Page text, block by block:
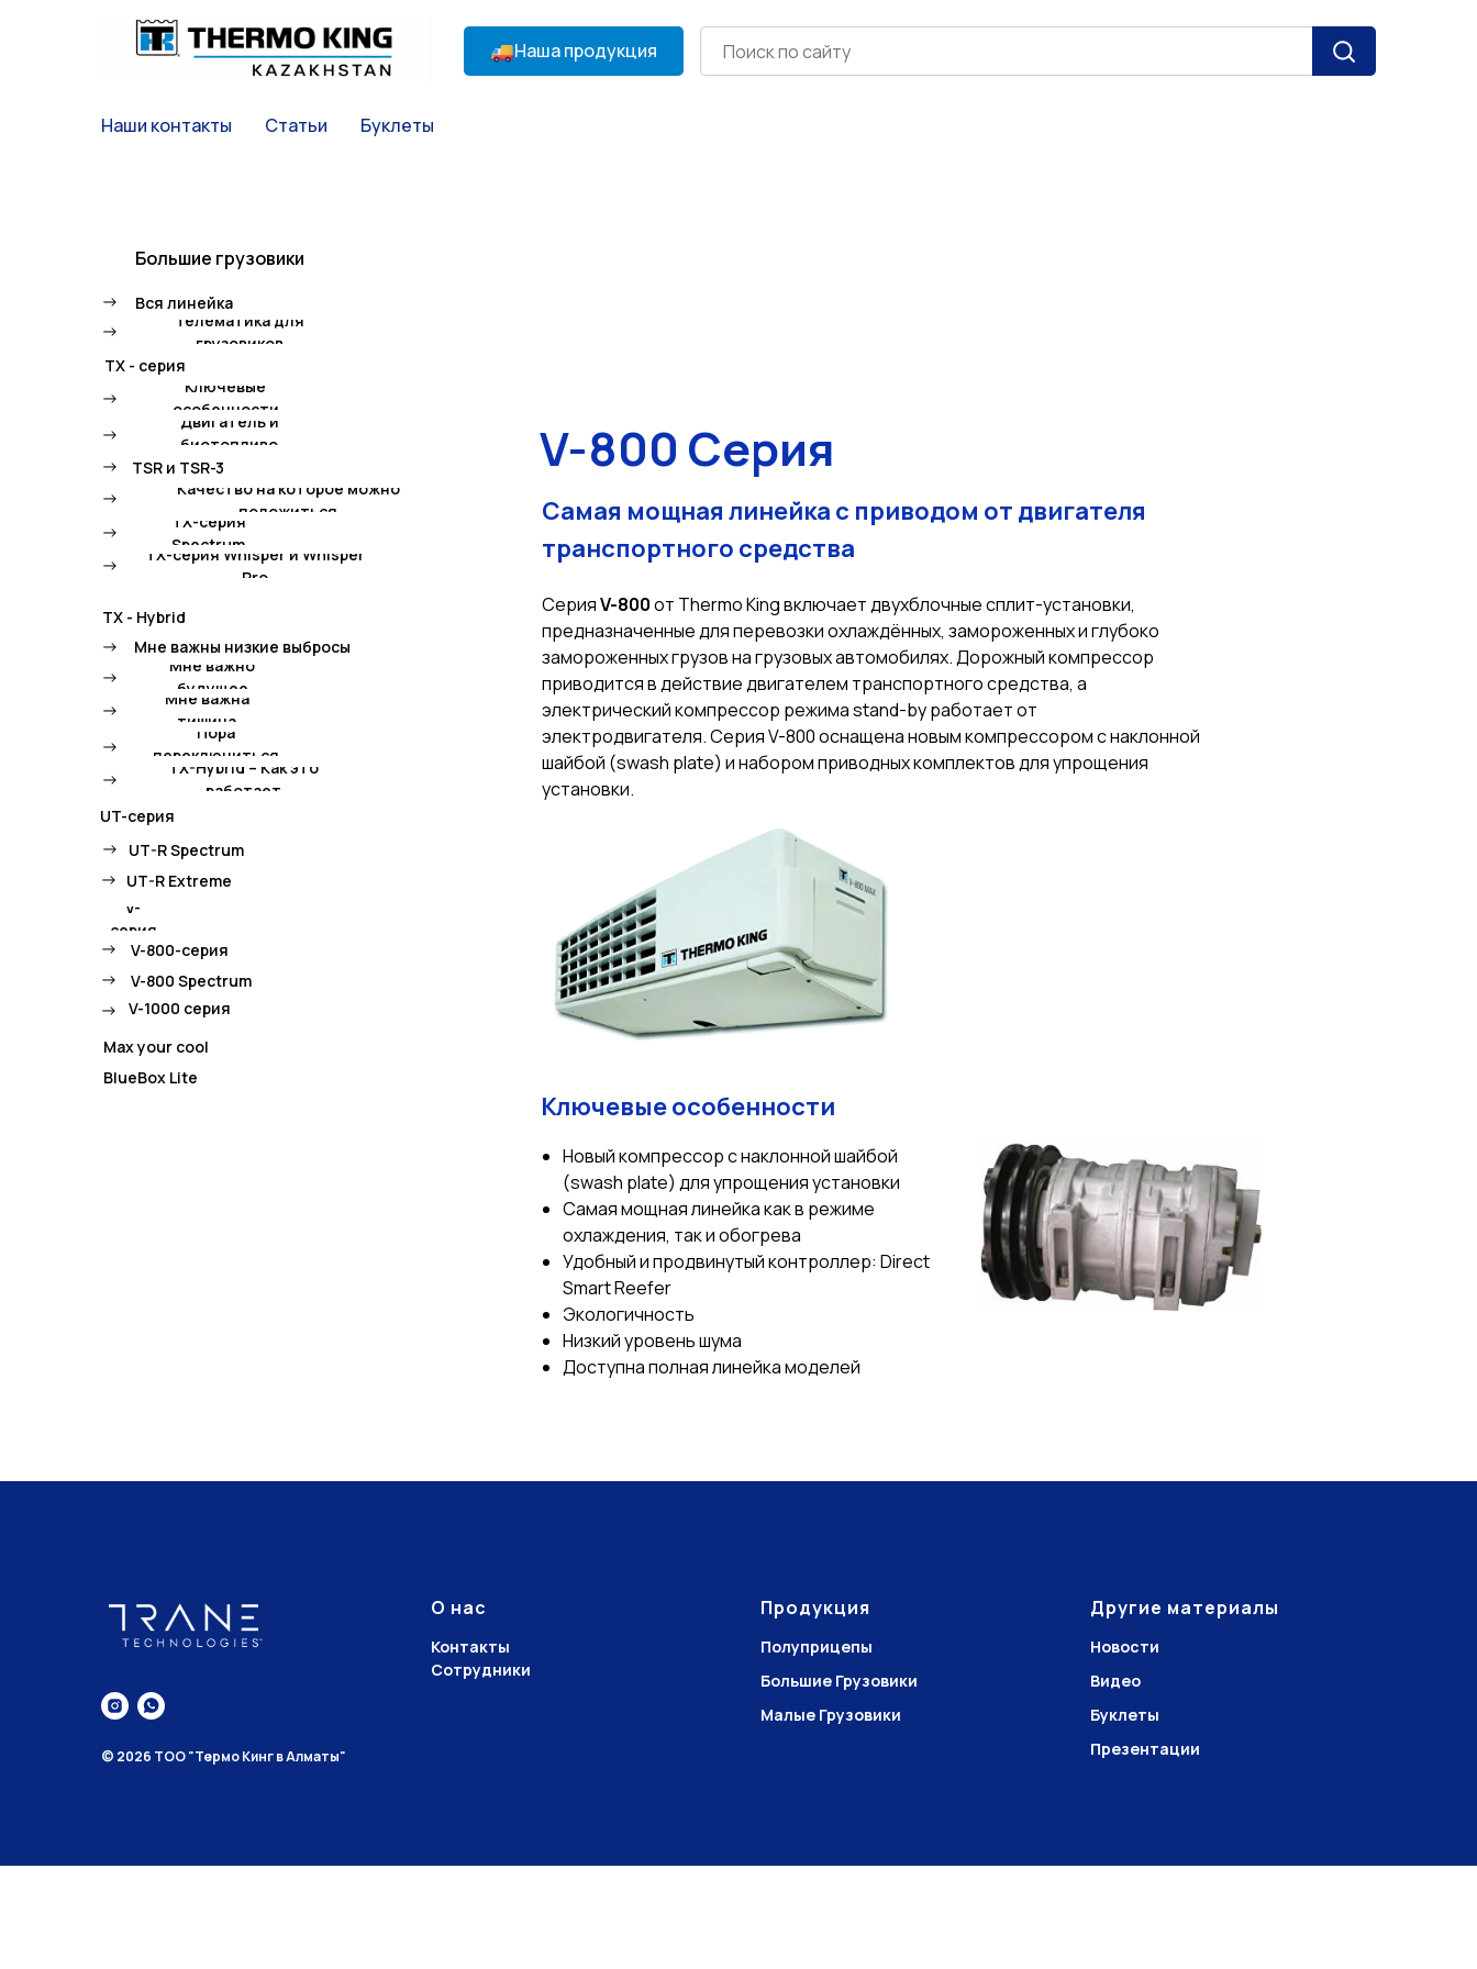
Наша продукция
Наши контакты Статьи Буклеты
Самая мощная линейка с приводом от двигателя
транспортного средства
СерияV-800от Thermo King включает двухблочные сплит-установки,
предназначенные для перевозки охлаждённых, замороженных и глубоко
замороженных грузов на грузовых автомобилях. Дорожный компрессор
приводится в действие двигателем транспортного средства, а
электрический компрессор режима stand-by работает от
электродвигателя. Серия V-800 оснащена новым компрессором с наклонной
шайбой (swash plate) и набором приводных комплектов для упрощения
установки.
Ключевые особенности
Новый компрессор с наклонной шайбой
(swash plate) для упрощения установки
Самая мощная линейка как в режиме
охлаждения, так и обогрева
Удобный и продвинутый контроллер: Direct
Smart Reefer
Экологичность
Низкий уровень шума
Доступна полная линейка моделей
V-800 Серия
->
->
->
->
->
->
->
->
->
->
->
->
->
->
->
->
->
->
Большие грузовики
Вся линейка
Телематика для
грузовиков
TX - серия
TX - Hybrid
UT-R Spectrum
UT-R Extreme
V-
серия
V-800-серия
V-800 Spectrum
V-1000 серия
Max your cool
BlueBox Lite
UT-серия
Мне важна
тишина
Пора
переключиться
TX-Hybrid – Как это
работает
Мне важно
будущее
Мне важны низкие выбросы
Двигатель и
биотопливо
TSR и TSR-3
Качество на которое можно
положиться
TX-серия
Spectrum
TX-серия Whisper и Whisper
Pro
Ключевые
особенности
© 2026 ТОО "Термо Кинг в Алматы"
О нас
Контакты
Сотрудники
Продукция
Полуприцепы
Большие Грузовики
Малые Грузовики
Другие материалы
Новости
Видео
Буклеты
Презентации